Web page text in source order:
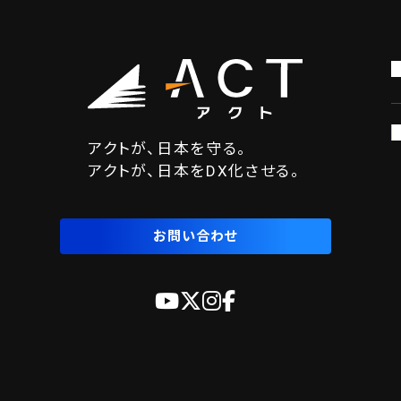
アクトが、日本を守る。
アクトが、日本をDX化させる。
お問い合わせ